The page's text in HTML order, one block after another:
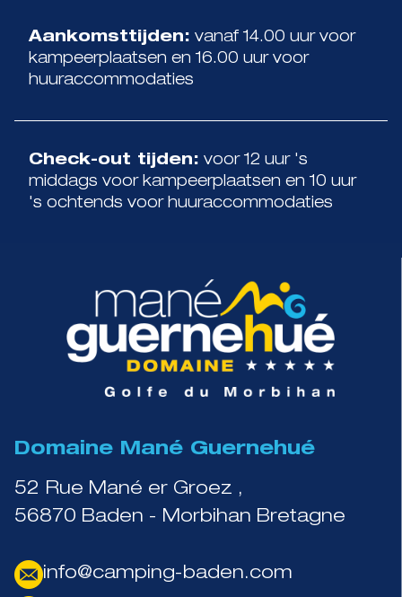
Aankomsttijden: vanaf 14.00 uur voor
kampeerplaatsen en 16.00 uur voor
huuraccommodaties
Check-out tijden: voor 12 uur 's
middags voor kampeerplaatsen en 10 uur
's ochtends voor huuraccommodaties
Domaine Mané Guernehué
52 Rue Mané er Groez ,
56870 Baden - Morbihan Bretagne
info@camping-baden.com